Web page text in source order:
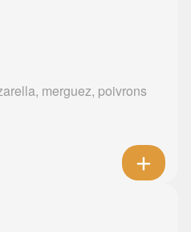
merguez, poivrons